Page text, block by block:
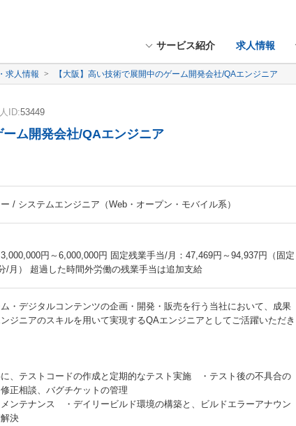
サービス紹介 求人情報
求人情報 【大阪】高い技術で展開中のゲーム開発会社/QAエンジニア
ID:53449
ーム開発会社/QAエンジニア
/ システムエンジニア（Web・オープン・モバイル系）
円～6,000,000円 固定残業手当/月：47,469円～94,937円（固定
/月） 超過した時間外労働の残業手当は追加支給
・デジタルコンテンツの企画・開発・販売を行う当社において、成果
ジニアのスキルを用いて実現するQAエンジニアとしてご活躍いただき
に、テストコードの作成と定期的なテスト実施 ・テスト後の不具合の
正相談、バグチケットの管理
メンテナンス ・デイリービルド環境の構築と、ビルドエラーアナウン
決